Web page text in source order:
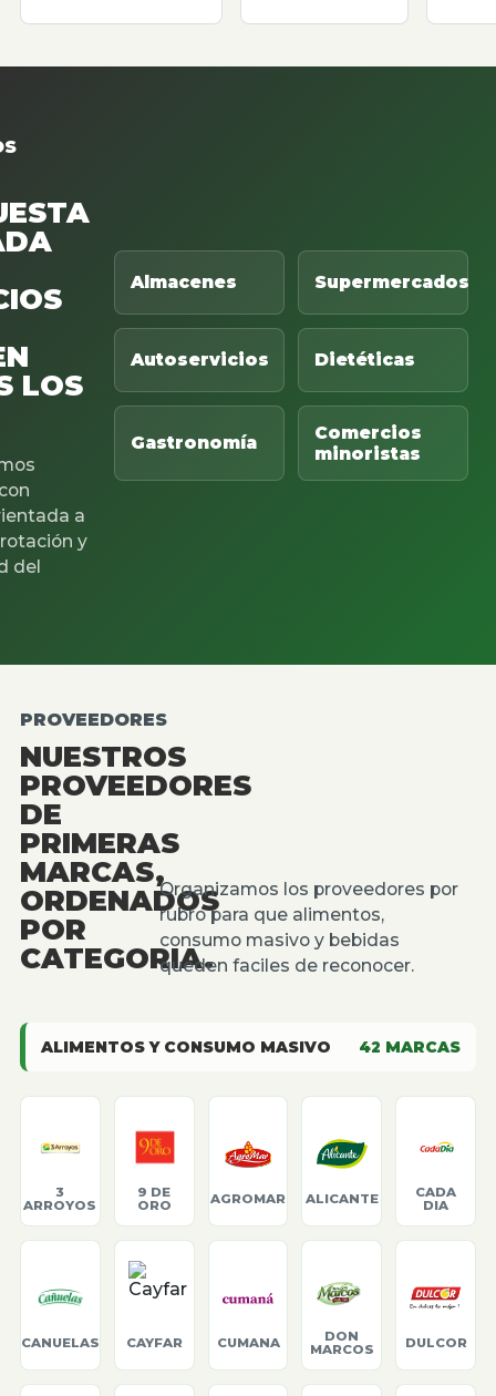
LOS
a
y
del
Almacenes Supermercados
Autoservicios Dietéticas
Gastronomía
Comercios
minoristas
PROVEEDORES
NUESTROS
PROVEEDORES
DE
PRIMERAS
MARCAS,
ORDENADOS
POR
CATEGORIA.
Organizamos los proveedores por
rubro para que alimentos,
consumo masivo y bebidas
queden faciles de reconocer.
ALIMENTOS Y CONSUMO MASIVO 42 MARCAS
3
ARROYOS
9 DE
ORO
AGROMAR ALICANTE
CADA
DIA
CANUELAS CAYFAR CUMANA
DON
MARCOS
DULCOR